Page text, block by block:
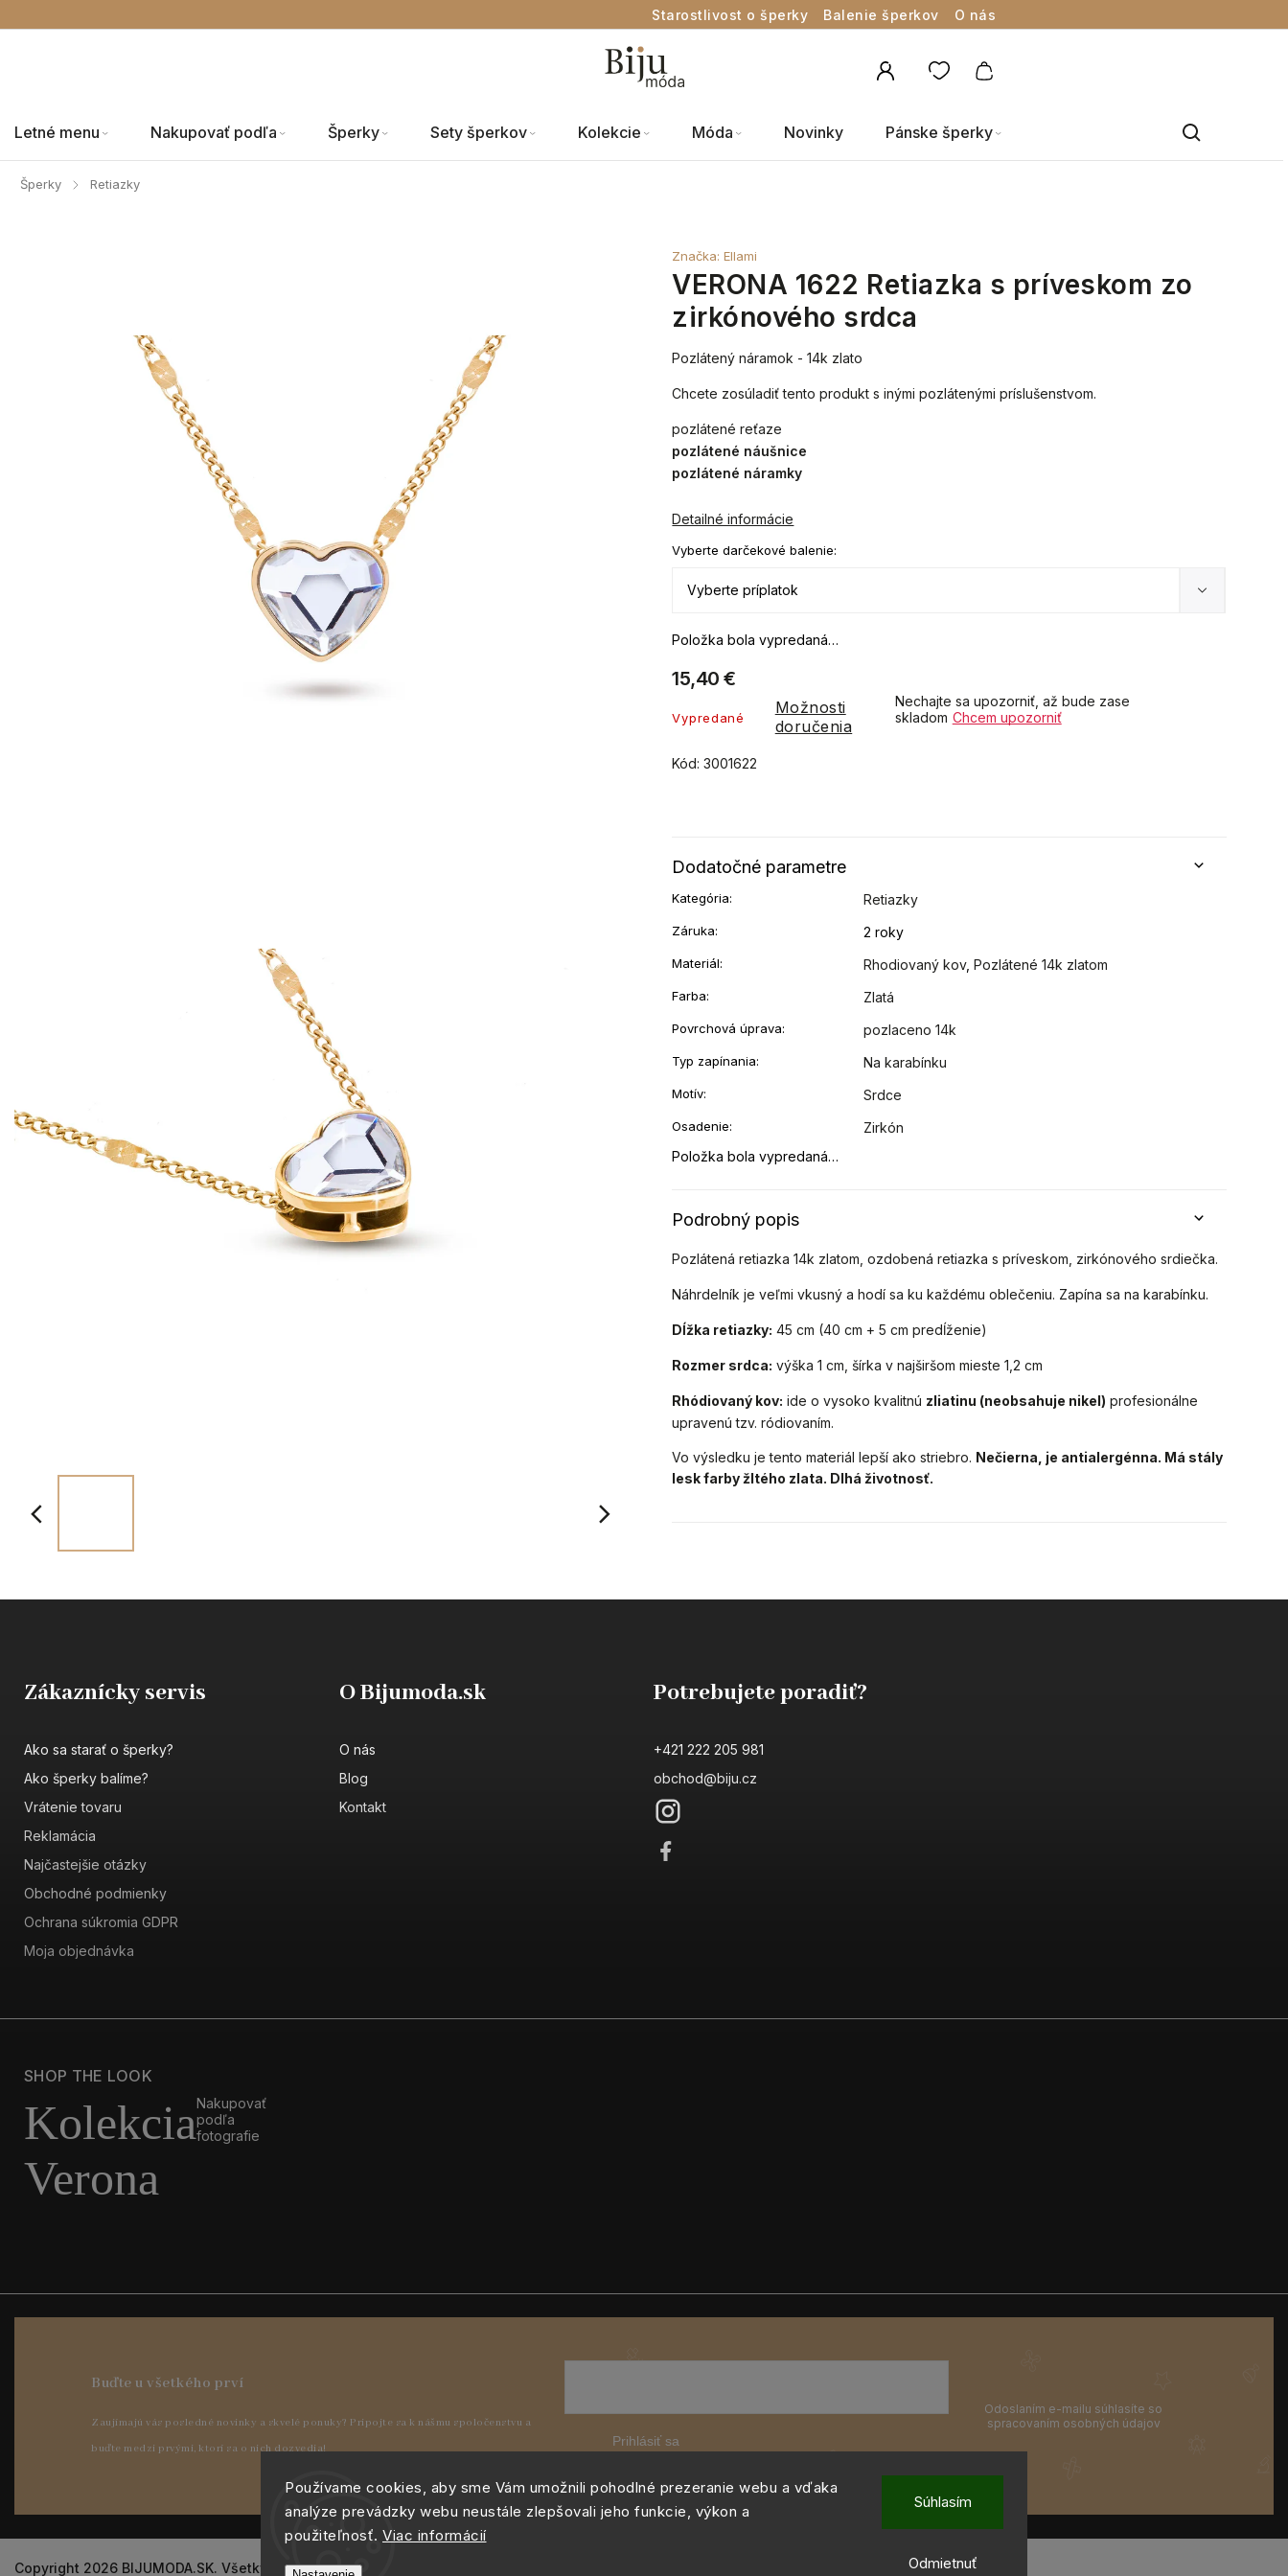
Používame cookies, aby sme Vám umožnili pohodlné prezeranie webu a vďaka
analýze prevádzky webu neustále zlepšovali jeho funkcie, výkon a
použiteľnosť. Viac informácií
Odmietnuť
Súhlasím
Starostlivost o šperky Balenie šperkov O nás
Letné menu Nakupovať podľa Šperky Sety šperkov Kolekcie Móda Novinky Pánske šperky
Šperky / Retiazky
VERONA 1622 Retiazka s príveskom zo
zirkónového srdca
Kód: 3001622
Značka:Ellami
15,40 €
Vypredané
Možnosti
doručenia
Nechajte sa upozorniť, až bude zase
skladom Chcem upozorniť
Vyberte darčekové balenie:
Položka bola vypredaná…
Pozlátený náramok - 14k zlato
Chcete zosúladiť tento produkt s inými pozlátenými príslušenstvom.
pozlátené reťaze
pozlátené náušnice
pozlátené náramky
Detailné informácie
Podrobný popis
Pozlátená retiazka 14k zlatom, ozdobená retiazka s príveskom, zirkónového srdiečka.
Náhrdelník je veľmi vkusný a hodí sa ku každému oblečeniu. Zapína sa na karabínku.
Dĺžka retiazky: 45 cm (40 cm + 5 cm predĺženie)
Rozmer srdca: výška 1 cm, šírka v najširšom mieste 1,2 cm
Rhódiovaný kov: ide o vysoko kvalitnú zliatinu (neobsahuje nikel) profesionálne
upravenú tzv. ródiovaním.
Vo výsledku je tento materiál lepší ako striebro. Nečierna, je antialergénna. Má stály
lesk farby žltého zlata. Dlhá životnosť.
Dodatočné parametre
Kategória: Retiazky
Záruka: 2 roky
Materiál: Rhodiovaný kov,Pozlátené 14k zlatom
Farba: Zlatá
Povrchová úprava: pozlaceno 14k
Typ zapínania: Na karabínku
Motív: Srdce
Osadenie:
Zirkón
Položka bola vypredaná…
Zákaznícky servis
Ako sa starať o šperky?
Ako šperky balíme?
Vrátenie tovaru
Reklamácia
Najčastejšie otázky
Obchodné podmienky
Ochrana súkromia GDPR
Moja objednávka
O Bijumoda.sk
O nás
Blog
Kontakt
Potrebujete poradiť?
+421 222 205 981
obchod@biju.cz
Prihlásiť sa
SHOP THE LOOK
Kolekcia
Verona
Nakupovať
podľa
fotografie
Copyright 2026 BIJUMODA.SK. Všetky práva vyhradené.